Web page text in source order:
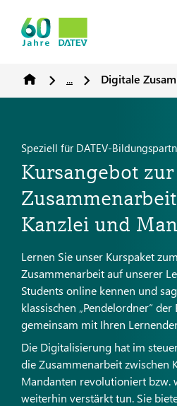
... Digitale
Speziell für DATEV-
Kursangebot
Kanzlei und
Lernen Sie unser Kurspaket
Zusammenarbeit auf unserer
Students online kennen und
klassischen „Pendelordner“
gemeinsam mit Ihren
Die Digitalisierung hat im
die Zusammenarbeit zwischen
Mandanten revolutioniert bzw.
weiterhin verstärkt tun. Sie